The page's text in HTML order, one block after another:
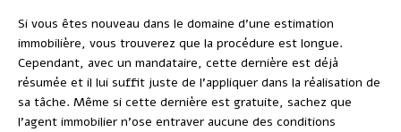
Si vous êtes nouveau dans le domaine d’une estimation
immobilière, vous trouverez que la procédure est longue.
Cependant, avec un mandataire, cette dernière est déjà
résumée et il lui suffit juste de l’appliquer dans la réalisation de
sa tâche. Même si cette dernière est gratuite, sachez que
l’agent immobilier n’ose entraver aucune des conditions